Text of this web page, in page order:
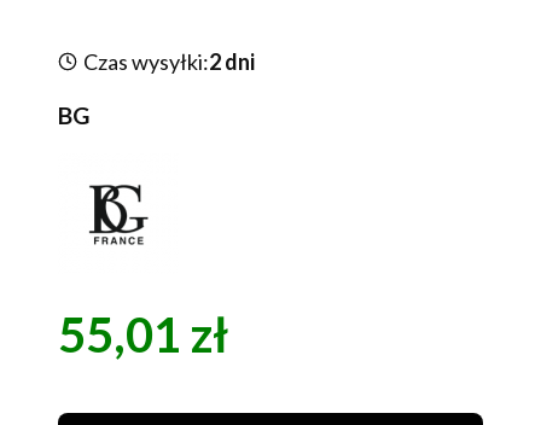
Czas wysyłki:2 dni
BG
Cena
55,01 zł